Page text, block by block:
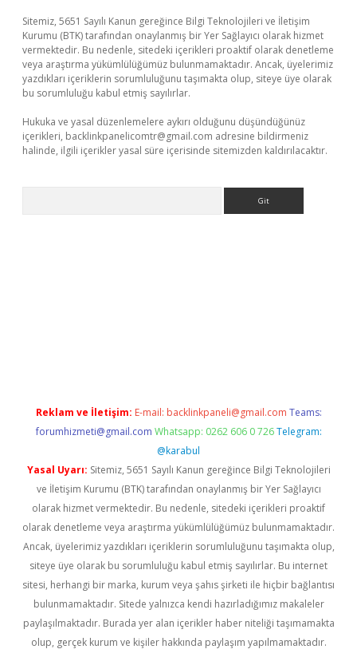
Sitemiz, 5651 Sayılı Kanun gereğince Bilgi Teknolojileri ve İletişim
Kurumu (BTK) tarafından onaylanmış bir Yer Sağlayıcı olarak hizmet
vermektedir. Bu nedenle, sitedeki içerikleri proaktif olarak denetleme
veya araştırma yükümlülüğümüz bulunmamaktadır. Ancak, üyelerimiz
yazdıkları içeriklerin sorumluluğunu taşımakta olup, siteye üye olarak
bu sorumluluğu kabul etmiş sayılırlar.
Hukuka ve yasal düzenlemelere aykırı olduğunu düşündüğünüz
içerikleri, backlinkpanelicomtr@gmail.com adresine bildirmeniz
halinde, ilgili içerikler yasal süre içerisinde sitemizden kaldırılacaktır.
Reklam ve İletişim: E-mail: backlinkpaneli@gmail.com Teams:
forumhizmeti@gmail.com Whatsapp: 0262 606 0 726 Telegram:
@karabul
Yasal Uyarı: Sitemiz, 5651 Sayılı Kanun gereğince Bilgi Teknolojileri
ve İletişim Kurumu (BTK) tarafından onaylanmış bir Yer Sağlayıcı
olarak hizmet vermektedir. Bu nedenle, sitedeki içerikleri proaktif
olarak denetleme veya araştırma yükümlülüğümüz bulunmamaktadır.
Ancak, üyelerimiz yazdıkları içeriklerin sorumluluğunu taşımakta olup,
siteye üye olarak bu sorumluluğu kabul etmiş sayılırlar. Bu internet
sitesi, herhangi bir marka, kurum veya şahıs şirketi ile hiçbir bağlantısı
bulunmamaktadır. Sitede yalnızca kendi hazırladığımız makaleler
paylaşılmaktadır. Burada yer alan içerikler haber niteliği taşımamakta
olup, gerçek kurum ve kişiler hakkında paylaşım yapılmamaktadır.